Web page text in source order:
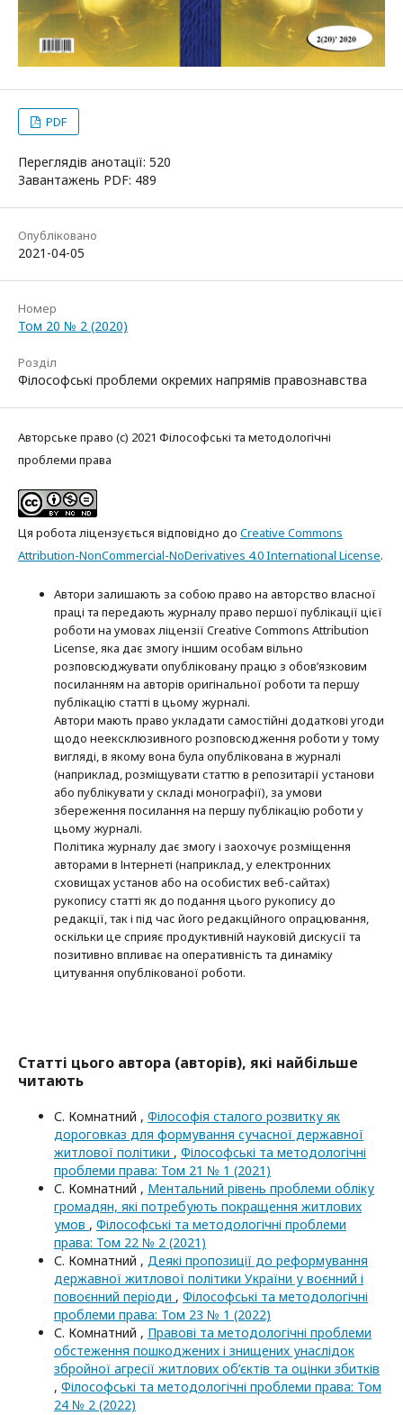
PDF
Переглядів анотації: 520
Завантажень PDF: 489
Опубліковано
2021-04-05
Номер
Том 20 № 2 (2020)
Розділ
Філософські проблеми окремих напрямів правознавства
Авторське право (c) 2021 Філософські та методологічні
проблеми права
Ця робота ліцензується відповідно до Creative Commons
Attribution-NonCommercial-NoDerivatives 4.0 International License.
Автори залишають за собою право на авторство власної
праці та передають журналу право першої публікації цієї
роботи на умовах ліцензії Creative Commons Attribution
License, яка дає змогу іншим особам вільно
розповсюджувати опубліковану працю з обов’язковим
посиланням на авторів оригінальної роботи та першу
публікацію статті в цьому журналі.
Автори мають право укладати самостійні додаткові угоди
щодо неексклюзивного розповсюдження роботи у тому
вигляді, в якому вона була опублікована в журналі
(наприклад, розміщувати статтю в репозитарії установи
або публікувати у складі монографії), за умови
збереження посилання на першу публікацію роботи у
цьому журналі.
Політика журналу дає змогу і заохочує розміщення
авторами в Інтернеті (наприклад, у електронних
сховищах установ або на особистих веб-сайтах)
рукопису статті як до подання цього рукопису до
редакції, так і під час його редакційного опрацювання,
оскільки це сприяє продуктивній науковій дискусії та
позитивно впливає на оперативність та динаміку
цитування опублікованої роботи.
Статті цього автора (авторів), які найбільше
читають
С. Комнатний , Філософія сталого розвитку як
дороговказ для формування сучасної державної
житлової політики , Філософські та методологічні
проблеми права: Том 21 № 1 (2021)
С. Комнатний , Ментальний рівень проблеми обліку
громадян, які потребують покращення житлових
умов , Філософські та методологічні проблеми
права: Том 22 № 2 (2021)
С. Комнатний , Деякі пропозиції до реформування
державної житлової політики України у воєнний і
повоєнний періоди , Філософські та методологічні
проблеми права: Том 23 № 1 (2022)
С. Комнатний , Правові та методологічні проблеми
обстеження пошкоджених і знищених унаслідок
збройної агресії житлових об’єктів та оцінки збитків
, Філософські та методологічні проблеми права: Том
24 № 2 (2022)